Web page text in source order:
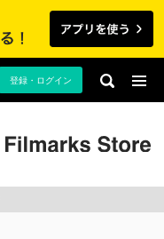
登録・ログイン